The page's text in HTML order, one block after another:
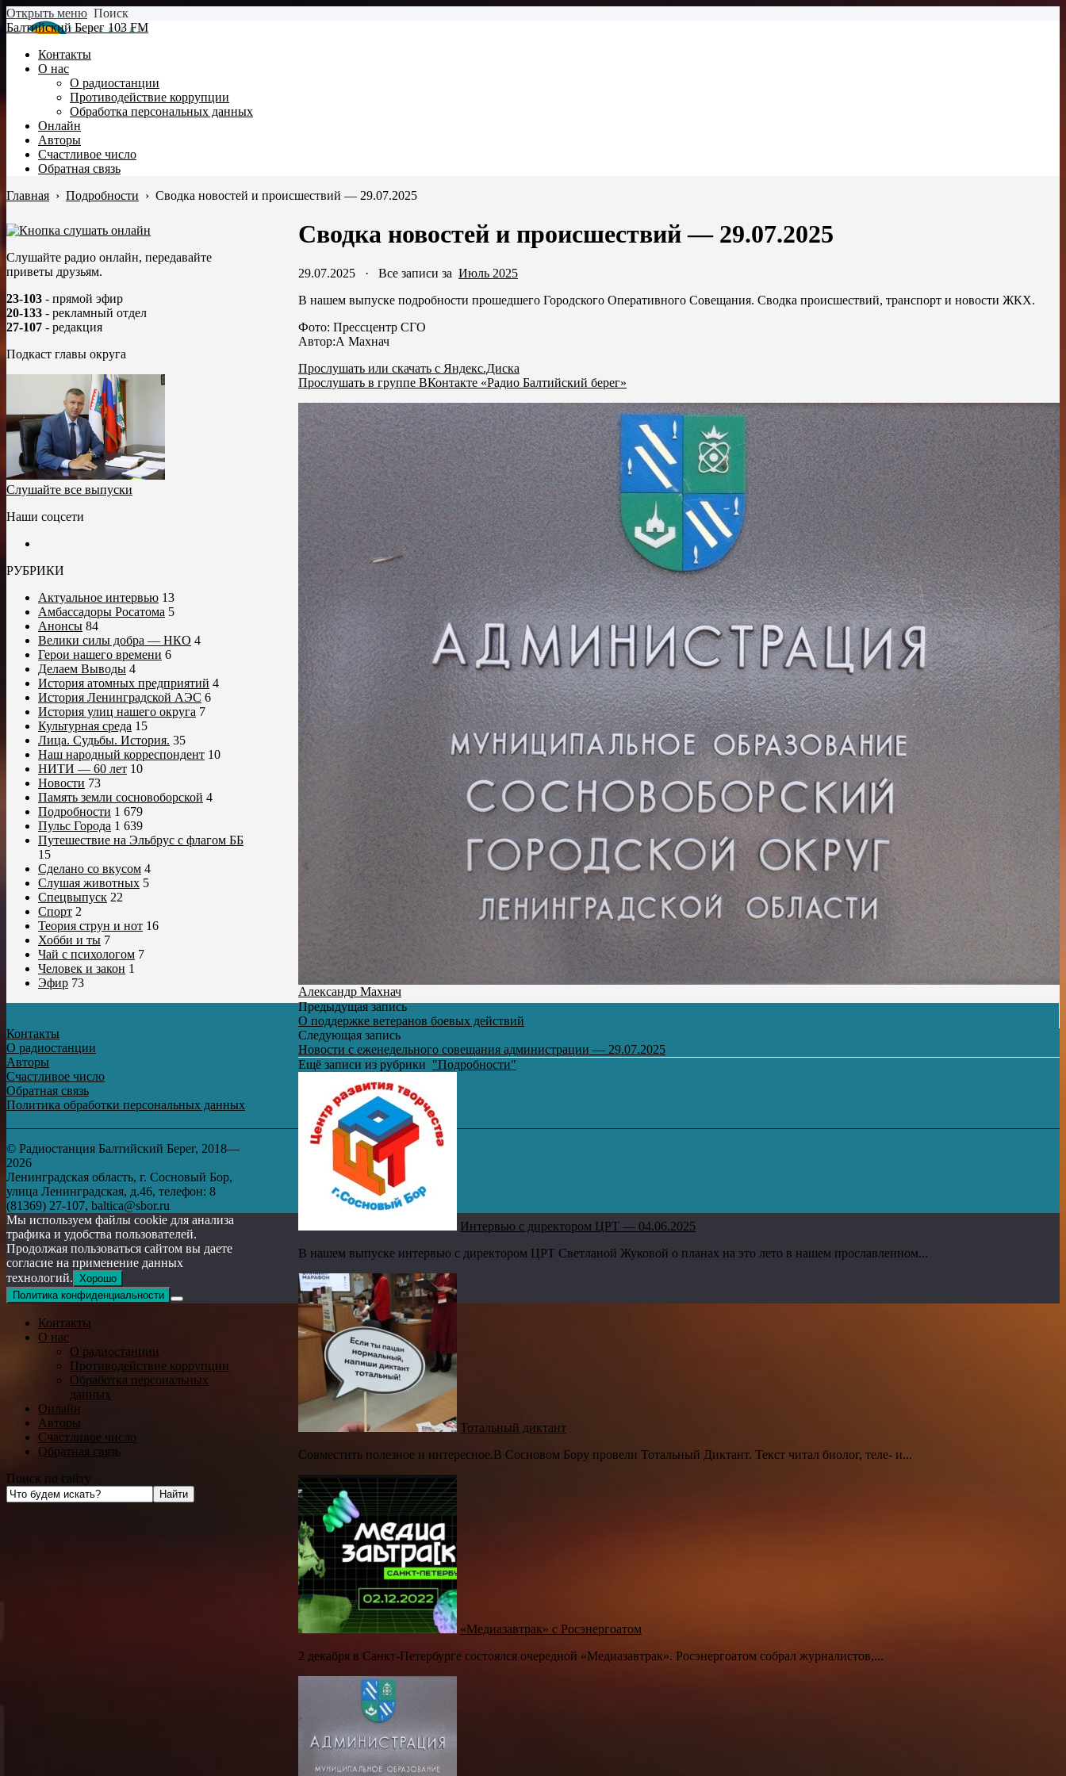
Открыть меню Поиск
Балтийский Берег 103 FM
Контакты
О нас
О радиостанции
Противодействие коррупции
Обработка персональных данных
Онлайн
Авторы
Счастливое число
Обратная связь
Главная › Подробности › Сводка новостей и происшествий — 29.07.2025
Сводка новостей и происшествий — 29.07.2025
29.07.2025 · Все записи за Июль 2025
В нашем выпуске подробности прошедшего Городского Оперативного Совещания. Сводка происшествий, транспорт и новости ЖКХ.
Фото: Прессцентр СГО
Автор:А Махнач
Прослушать или скачать с Яндекс.Диска
Прослушать в группе ВКонтакте «Радио Балтийский берег»
Александр Махнач
Предыдущая запись
О поддержке ветеранов боевых действий
Следующая запись
Новости с еженедельного совещания администрации — 29.07.2025
Ещё записи из рубрики "Подробности"
Интервью с директором ЦРТ — 04.06.2025
В нашем выпуске интервью с директором ЦРТ Светланой Жуковой о планах на это лето в нашем прославленном...
Тотальный диктант
Совместить полезное и интересное.В Сосновом Бору провели Тотальный Диктант. Текст читал биолог, теле- и...
«Медиазавтрак» с Росэнергоатом
2 декабря в Санкт-Петербурге состоялся очередной «Медиазавтрак». Росэнергоатом собрал журналистов,...
Слушайте радио онлайн, передавайте
приветы друзьям.
23-103 - прямой эфир
20-133 - рекламный отдел
27-107 - редакция
Подкаст главы округа
Слушайте все выпуски
Наши соцсети
РУБРИКИ
Актуальное интервью 13
Амбассадоры Росатома 5
Анонсы 84
Велики силы добра — НКО 4
Герои нашего времени 6
Делаем Выводы 4
История атомных предприятий 4
История Ленинградской АЭС 6
История улиц нашего округа 7
Культурная среда 15
Лица. Судьбы. История. 35
Наш народный корреспондент 10
НИТИ — 60 лет 10
Новости 73
Память земли сосновоборской 4
Подробности 1 679
Пульс Города 1 639
Путешествие на Эльбрус с флагом ББ
15
Сделано со вкусом 4
Слушая животных 5
Спецвыпуск 22
Спорт 2
Теория струн и нот 16
Хобби и ты 7
Чай с психологом 7
Человек и закон 1
Эфир 73
Контакты
О радиостанции
Авторы
Счастливое число
Обратная связь
Политика обработки персональных данных
© Радиостанция Балтийский Берег, 2018—
2026
Ленинградская область, г. Сосновый Бор,
улица Ленинградская, д.46, телефон: 8
(81369) 27-107, baltica@sbor.ru
Мы используем файлы cookie для анализа
трафика и удобства пользователей.
Продолжая пользоваться сайтом вы даете
согласие на применение данных
технологий. Хорошо
Политика конфиденциальности
Контакты
О нас
О радиостанции
Противодействие коррупции
Обработка персональных
данных
Онлайн
Авторы
Счастливое число
Обратная связь
Поиск по сайту